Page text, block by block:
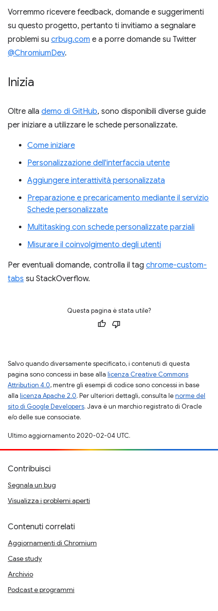
Vorremmo ricevere feedback, domande e suggerimenti
su questo progetto, pertanto ti invitiamo a segnalare
problemi su crbug.com e a porre domande su Twitter
@ChromiumDev.
Inizia
Oltre alla demo di GitHub, sono disponibili diverse guide
per iniziare a utilizzare le schede personalizzate.
Come iniziare
Personalizzazione dell'interfaccia utente
Aggiungere interattività personalizzata
Preparazione e precaricamento mediante il servizio
Schede personalizzate
Multitasking con schede personalizzate parziali
Misurare il coinvolgimento degli utenti
Per eventuali domande, controlla il tag chrome-custom-
tabs su StackOverflow.
Questa pagina è stata utile?
Salvo quando diversamente specificato, i contenuti di questa
pagina sono concessi in base alla licenza Creative Commons
Attribution 4.0, mentre gli esempi di codice sono concessi in base
alla licenza Apache 2.0. Per ulteriori dettagli, consulta lenorme del
sito di Google Developers. Java è un marchio registrato di Oracle
e/o delle sue consociate.
Ultimo aggiornamento 2020-02-04 UTC.
Contribuisci
Segnala un bug
Visualizza i problemi aperti
Contenuti correlati
Aggiornamenti di Chromium
Case study
Archivio
Podcast e programmi